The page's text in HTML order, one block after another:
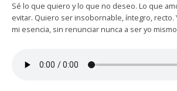
Sé lo que quiero y lo que no deseo. Lo que
evitar. Quiero ser insobornable, íntegro, recto.
mi esencia, sin renunciar nunca a ser yo